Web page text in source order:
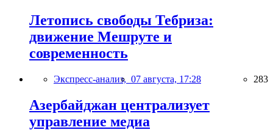
Летопись свободы Тебриза:
движение Мешруте и
современность
Экспресс-анализ, 07 августа, 17:28 283
Азербайджан централизует
управление медиа